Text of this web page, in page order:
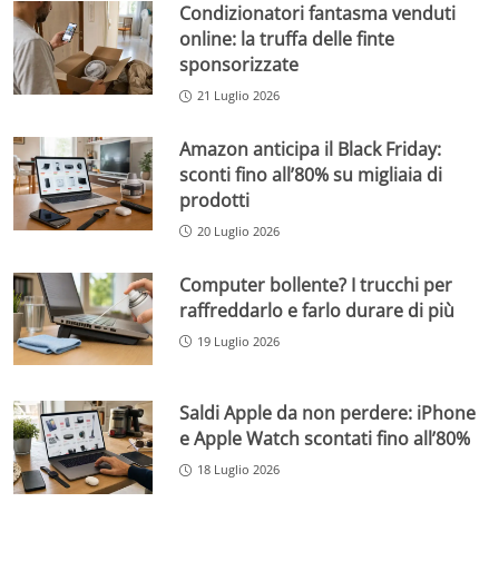
Condizionatori fantasma venduti
online: la truffa delle finte
sponsorizzate
21 Luglio 2026
Amazon anticipa il Black Friday:
sconti fino all’80% su migliaia di
prodotti
20 Luglio 2026
Computer bollente? I trucchi per
raffreddarlo e farlo durare di più
19 Luglio 2026
Saldi Apple da non perdere: iPhone
e Apple Watch scontati fino all’80%
18 Luglio 2026